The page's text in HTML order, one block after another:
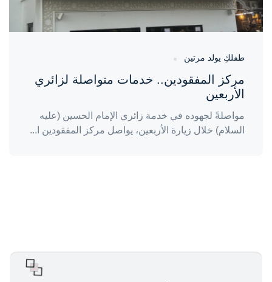
طفلكِ يولد مرتين
مركز المفقودين.. خدمات متواصلة لزائري
الأربعين
مواصلةً لجهوده في خدمة زائري الإمام الحسين (عليه
السلام) خلال زيارة الأربعين، يواصل مركز المفقودين ا...